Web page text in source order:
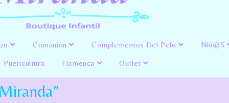
Comunión Complementos Del Pelo Niñ@s
Puericultura Flamenca Outlet